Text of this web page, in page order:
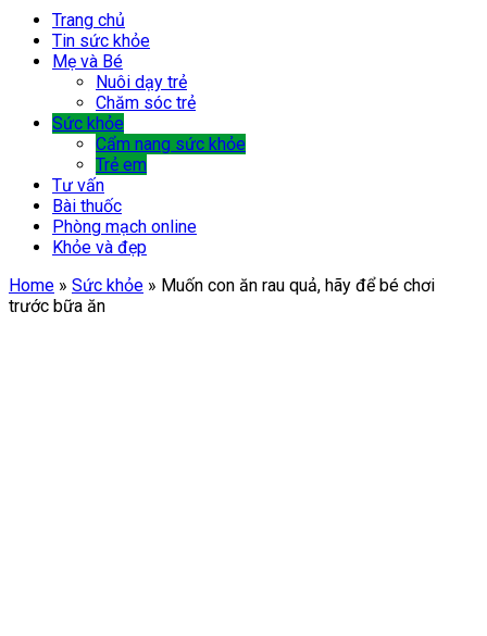
Trang chủ
Tin sức khỏe
Mẹ và Bé
Nuôi dạy trẻ
Chăm sóc trẻ
Sức khỏe
Cẩm nang sức khỏe
Trẻ em
Tư vấn
Bài thuốc
Phòng mạch online
Khỏe và đẹp
Home » Sức khỏe » Muốn con ăn rau quả, hãy để bé chơi
trước bữa ăn